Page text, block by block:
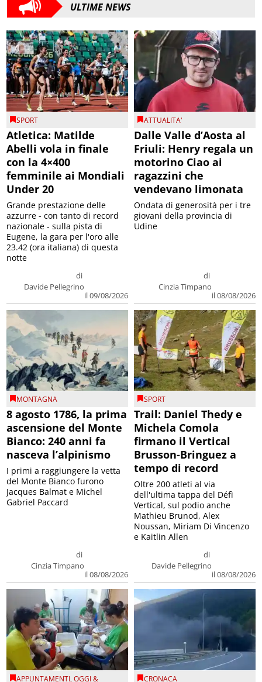
ULTIME NEWS
SPORT
Atletica: Matilde
Abelli vola in finale
con la 4×400
femminile ai Mondiali
Under 20
di
Davide Pellegrino
il 09/08/2026
Grande prestazione delle
azzurre - con tanto di record
nazionale - sulla pista di
Eugene, la gara per l'oro alle
23.42 (ora italiana) di questa
notte
ATTUALITA'
Dalle Valle d’Aosta al
Friuli: Henry regala un
motorino Ciao ai
ragazzini che
vendevano limonata
di
Cinzia Timpano
il 08/08/2026
Ondata di generosità per i tre
giovani della provincia di
Udine
MONTAGNA
8 agosto 1786, la prima
ascensione del Monte
Bianco: 240 anni fa
nasceva l’alpinismo
di
Cinzia Timpano
il 08/08/2026
I primi a raggiungere la vetta
del Monte Bianco furono
Jacques Balmat e Michel
Gabriel Paccard
SPORT
Trail: Daniel Thedy e
Michela Comola
firmano il Vertical
Brusson-Bringuez a
tempo di record
di
Davide Pellegrino
il 08/08/2026
Oltre 200 atleti al via
dell'ultima tappa del Défì
Vertical, sul podio anche
Mathieu Brunod, Alex
Noussan, Miriam Di Vincenzo
e Kaitlin Allen
APPUNTAMENTI,OGGI & CRONACA